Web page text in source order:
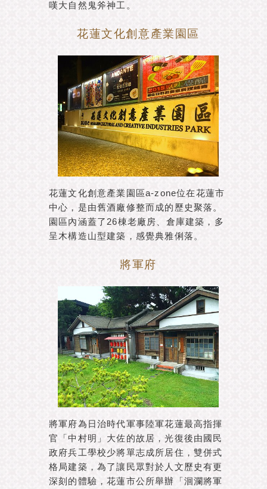
嘆大自然鬼斧神工。
花蓮文化創意產業園區
花蓮文化創意產業園區a-zone位在花蓮市
中心，是由舊酒廠修整而成的歷史聚落。
園區內涵蓋了26棟老廠房、倉庫建築，多
呈木構造山型建築，感覺典雅俐落。
將軍府
將軍府為日治時代軍事陸軍花蓮最高指揮
官「中村明」大佐的故居，光復後由國民
政府兵工學校少將單志成所居住，雙併式
格局建築，為了讓民眾對於人文歷史有更
深刻的體驗，花蓮市公所舉辦「洄瀾將軍